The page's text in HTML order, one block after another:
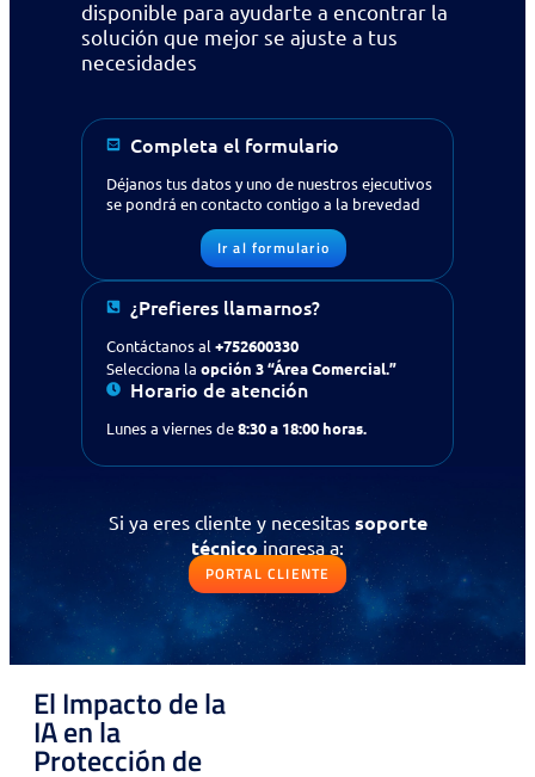
disponible para ayudarte a encontrar la
solución que mejor se ajuste a tus
necesidades
Completa el formulario
Déjanos tus datos y uno de nuestros ejecutivos
se pondrá en contacto contigo a la brevedad
Ir al formulario
¿Prefieres llamarnos?
Contáctanos al +752600330
Selecciona la opción 3 “Área Comercial.”
Horario de atención
Lunes a viernes de8:30 a 18:00 horas.
Si ya eres cliente y necesitassoporte
técnico ingresa a:
PORTAL CLIENTE
El Impacto de la
IA en la
Protección de
¿Buscas apoyo en tecnología
para tu empresa?Contáctanos
Solicitud de contacto
IR AL FORMULARIO